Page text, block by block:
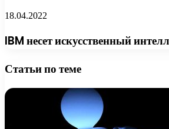
18.04.2022
IBM несет искусственный
Статьи по теме